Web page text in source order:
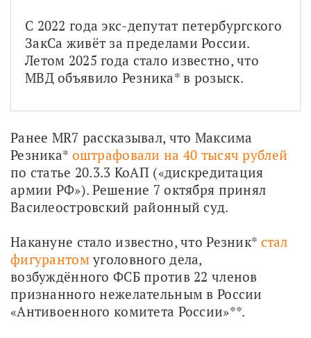
С 2022 года экс-депутат петербургского
ЗакСа живёт за пределами России.
Летом 2025 года стало известно, что
МВД объявило Резника* в розыск.
Ранее MR7 рассказывал, что Максима
Резника* оштрафовали на 40 тысяч рублей
по статье 20.3.3 КоАП («дискредитация
армии РФ»). Решение 7 октября принял
Василеостровский районный суд.
Накануне стало известно, что Резник* стал
фигурантом уголовного дела,
возбуждённого ФСБ против 22 членов
признанного нежелательным в России
«Антивоенного комитета России»**.